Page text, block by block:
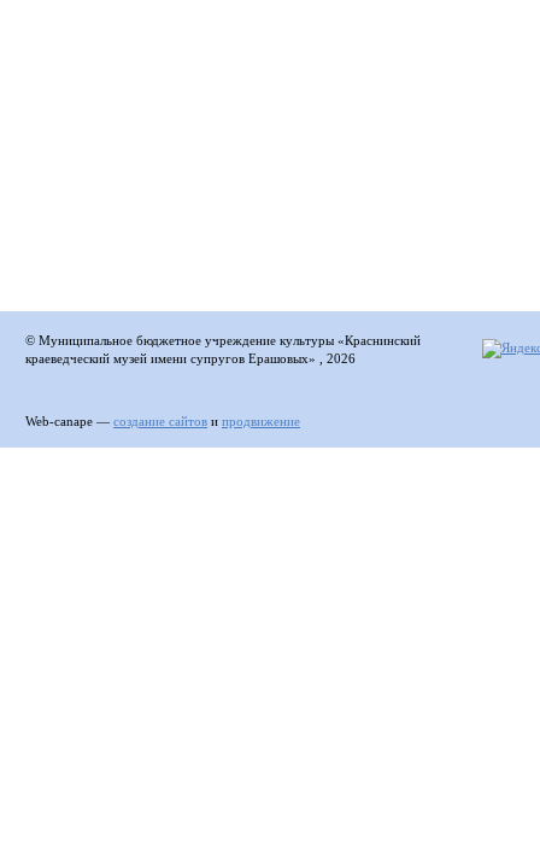
© Муниципальное бюджетное учреждение культуры «Краснинский
краеведческий музей имени супругов Ерашовых» , 2026
Web-canape — создание сайтов и продвижение